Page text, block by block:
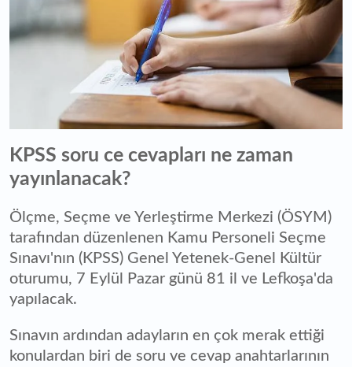
KPSS soru ce cevapları ne zaman
yayınlanacak?
Ölçme, Seçme ve Yerleştirme Merkezi (ÖSYM)
tarafından düzenlenen Kamu Personeli Seçme
Sınavı'nın (KPSS) Genel Yetenek-Genel Kültür
oturumu, 7 Eylül Pazar günü 81 il ve Lefkoşa'da
yapılacak.
Sınavın ardından adayların en çok merak ettiği
konulardan biri de soru ve cevap anahtarlarının